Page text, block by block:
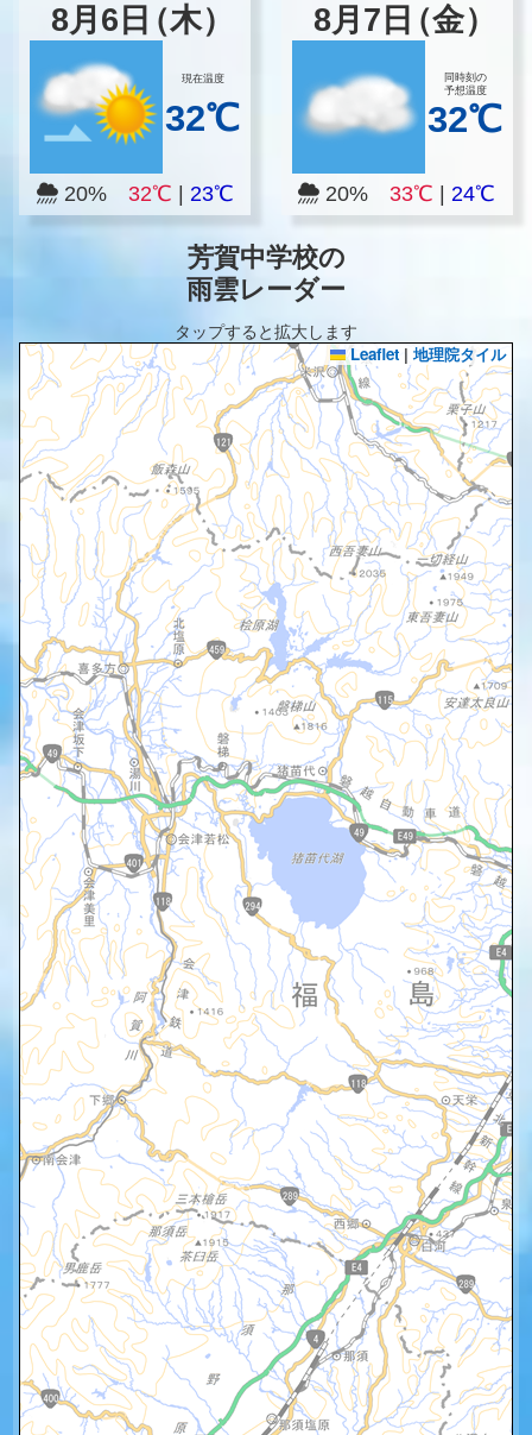
8月 6 日（木）
現在温度
32℃
20% 32℃ 23℃
8月 7 日（金）
同時刻の
予想温度
32℃
20%33℃ |24℃
芳賀中学校の
雨雲レーダー
タップすると拡大します
Leaflet | 地理院タイル